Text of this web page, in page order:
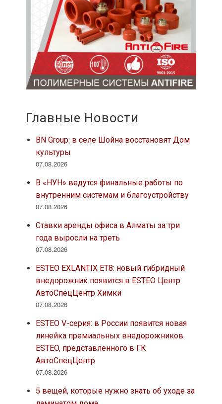
Главные Новости
BN Group: в селе Шойна восстановят Дом
культуры
07.08.2026
В «НУН» ведутся финальные работы по
внутренним системам и благоустройству
07.08.2026
Ставки аренды офиса в Алматы за три
года выросли на треть
07.08.2026
ESTEO EXLANTIX ET8: новый гибридный
внедорожник появится в ESTEO Центр
АвтоСпецЦентр Химки
07.08.2026
ESTEO V-серия: в России появится новая
линейка премиальных внедорожников
ESTEO, представленного в ГК
АвтоСпецЦентр
07.08.2026
5 вещей, которые нужно знать об уходе за